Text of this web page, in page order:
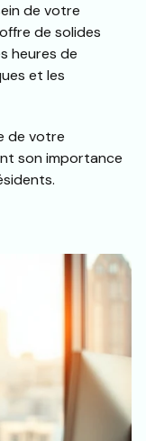
de votre
de solides
heures de
et les
de votre
son importance